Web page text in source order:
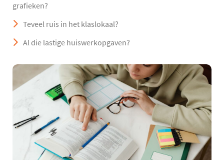
grafieken?
Teveel ruis in het klaslokaal?
Al die lastige huiswerkopgaven?